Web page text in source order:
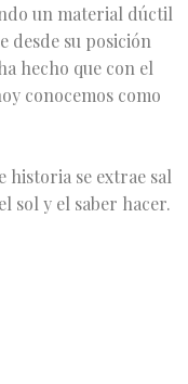
un material dúctil
desde su posición
hecho que con el
conocemos como
historia se extrae sal
sol y el saber hacer.